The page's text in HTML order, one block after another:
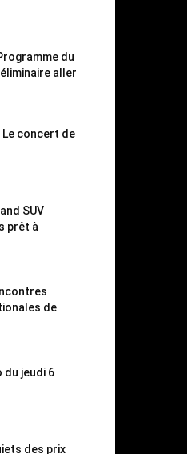
du
aller
Le concert de
SUV
prêt à
de
du jeudi 6
des prix